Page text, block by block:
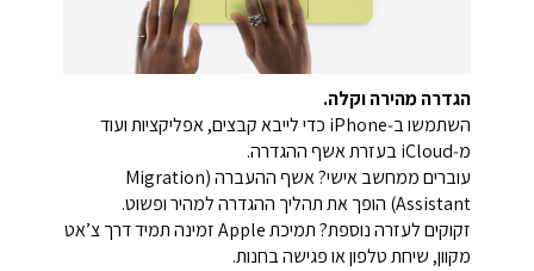
הגדרה מהירה וקלה.
השתמשו ב‑iPhone כדי לייבא קבצים, אפליקציות ועוד
מ‑iCloud בעזרת אשף ההגדרה.
עוברים ממחשב אישי? אשף ההעברה (Migration
Assistant) הופך את תהליך ההגדרה למהיר ופשוט.
זקוקים לעזרה נוספת? תמיכת Apple זמינה תמיד דרך צ’אט
מקוון, שיחת טלפון או פגישה בחנות.